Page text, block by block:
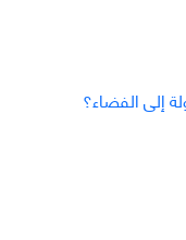
إلى الفضاء؟